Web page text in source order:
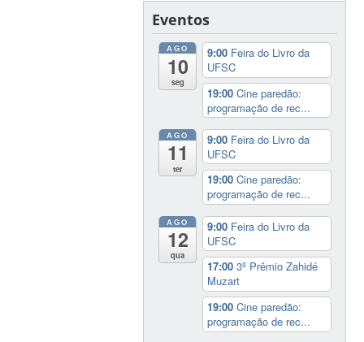
Eventos
AGO
10
seg
9:00 Feira do Livro da
UFSC
19:00Cine paredão:
programação de rec...
AGO
11
ter
9:00 Feira do Livro da
UFSC
19:00Cine paredão:
programação de rec...
AGO
12
qua
9:00 Feira do Livro da
UFSC
17:003º Prêmio Zahidé
Muzart
19:00Cine paredão:
programação de rec...